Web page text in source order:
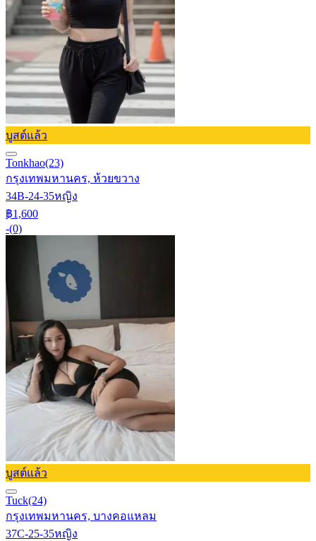
บูสต์แล้ว
Tonkhao(23)
กรุงเทพมหานคร, ห้วยขวาง
34B-24-35หญิง
฿1,600
-(0)
บูสต์แล้ว
Tuck(24)
กรุงเทพมหานคร, บางคอแหลม
37C-25-35หญิง